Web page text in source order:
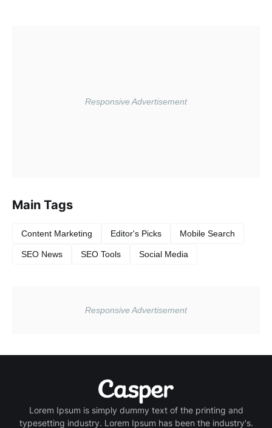
Main Tags
Content Marketing Editor's Picks Mobile Search
SEO News SEO Tools Social Media
Lorem Ipsum is simply dummy text of the printing and
typesetting industry. Lorem Ipsum has been the industry's.